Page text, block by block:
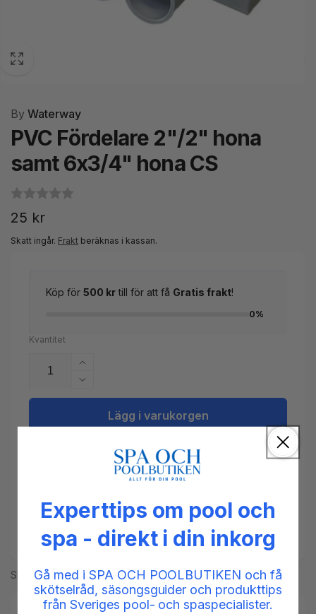
By Waterway
PVC Fördelare 2"/2" hona
samt 6x3/4" hona CS
Ordinarie
pris
25 kr
Skatt ingår. Frakt beräknas i kassan.
Köp för 500 krtill för att få Gratis frakt!
0%
Kvantitet
Öka
kvantitet
för
Fördelare
hona
CS
Minska
kvantitet
PVC
2&quot;/2&quot;
6x3/4&quot;
hona
CS
Lägg i varukorgen
Add to compare
Share
Experttips om pool och
spa - direkt i din inkorg
Gå med i SPA OCH POOLBUTIKEN och få
skötselråd, säsongsguider och produkttips
från Sveriges pool- och spaspecialister.